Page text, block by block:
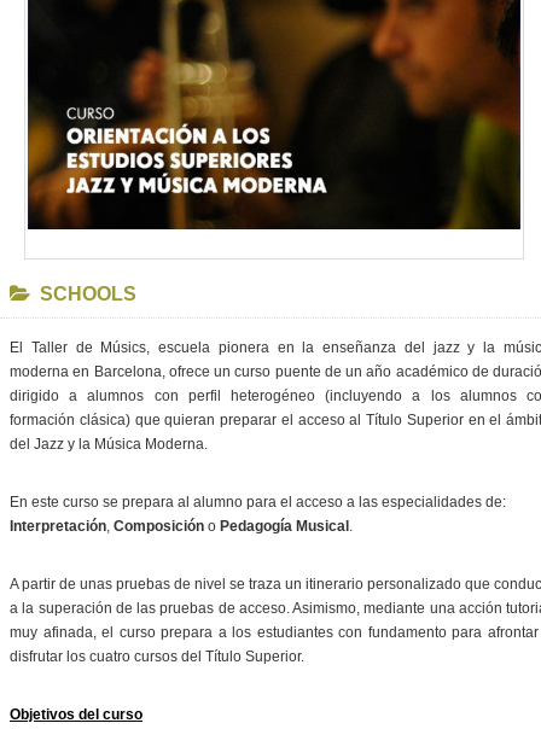
SCHOOLS
El Taller de Músics, escuela pionera en la enseñanza del jazz y la
moderna en Barcelona, ofrece un curso puente de un año académico de
dirigido a alumnos con perfil heterogéneo (incluyendo a los alumnos
formación clásica) que quieran preparar el acceso al Título Superior en el
del Jazz y la Música Moderna.
En este curso se prepara al alumno para el acceso a las especialidades de:
Interpretación, Composición o Pedagogía Musical .
A partir de unas pruebas de nivel se traza un itinerario personalizado que
a la superación de las pruebas de acceso. Asimismo, mediante una acción
muy afinada, el curso prepara a los estudiantes con fundamento para
disfrutar los cuatro cursos del Título Superior.
Objetivos del curso